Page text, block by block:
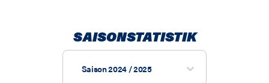
SAISONSTATISTIK
Saison 2024 / 2025